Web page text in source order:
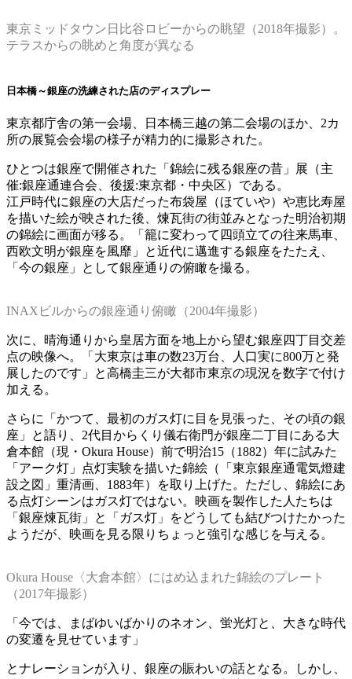
東京ミッドタウン日比谷ロビーからの眺望（2018年撮影）。
テラスからの眺めと角度が異なる
日本橋～銀座の洗練された店のディスプレー
東京都庁舎の第一会場、日本橋三越の第二会場のほか、2カ
所の展覧会会場の様子が精力的に撮影された。
ひとつは銀座で開催された「錦絵に残る銀座の昔」展（主
催:銀座通連合会、後援:東京都・中央区）である。
江戸時代に銀座の大店だった布袋屋（ほていや）や恵比寿屋
を描いた絵が映された後、煉瓦街の街並みとなった明治初期
の錦絵に画面が移る。「籠に変わって四頭立ての往来馬車、
西欧文明が銀座を風靡」と近代に邁進する銀座をたたえ、
「今の銀座」として銀座通りの俯瞰を撮る。
INAXビルからの銀座通り俯瞰（2004年撮影）
次に、晴海通りから皇居方面を地上から望む銀座四丁目交差
点の映像へ。「大東京は車の数23万台、人口実に800万と発
展したのです」と高橋圭三が大都市東京の現況を数字で付け
加える。
さらに「かつて、最初のガス灯に目を見張った、その頃の銀
座」と語り、2代目からくり儀右衛門が銀座二丁目にある大
倉本館（現・Okura House）前で明治15（1882）年に試みた
「アーク灯」点灯実験を描いた錦絵（「東京銀座通電気燈建
設之図」重清画、1883年）を取り上げた。ただし、錦絵にあ
る点灯シーンはガス灯ではない。映画を製作した人たちは
「銀座煉瓦街」と「ガス灯」をどうしても結びつけたかった
ようだが、映画を見る限りちょっと強引な感じを与える。
Okura House〈大倉本館〉にはめ込まれた錦絵のプレート
（2017年撮影）
「今では、まばゆいばかりのネオン、蛍光灯と、大きな時代
の変遷を見せています」
とナレーションが入り、銀座の賑わいの話となる。しかし、